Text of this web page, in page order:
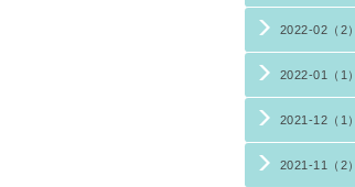
2022-02（2）
2022-01（1）
2021-12（1）
2021-11（2）